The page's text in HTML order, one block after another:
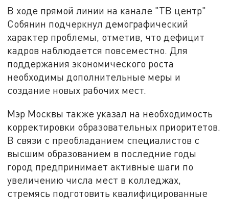
В ходе прямой линии на канале "ТВ центр"
Собянин подчеркнул демографический
характер проблемы, отметив, что дефицит
кадров наблюдается повсеместно. Для
поддержания экономического роста
необходимы дополнительные меры и
создание новых рабочих мест.
Мэр Москвы также указал на необходимость
корректировки образовательных приоритетов.
В связи с преобладанием специалистов с
высшим образованием в последние годы
город предпринимает активные шаги по
увеличению числа мест в колледжах,
стремясь подготовить квалифицированные